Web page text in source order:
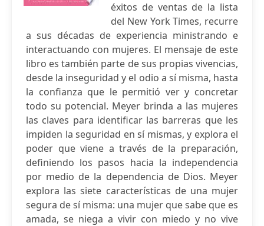
éxitos de ventas de la lista
del New York Times, recurre
a sus décadas de experiencia ministrando e
interactuando con mujeres. El mensaje de este
libro es también parte de sus propias vivencias,
desde la inseguridad y el odio a sí misma, hasta
la confianza que le permitió ver y concretar
todo su potencial. Meyer brinda a las mujeres
las claves para identificar las barreras que les
impiden la seguridad en sí mismas, y explora el
poder que viene a través de la preparación,
definiendo los pasos hacia la independencia
por medio de la dependencia de Dios. Meyer
explora las siete características de una mujer
segura de sí misma: una mujer que sabe que es
amada, se niega a vivir con miedo y no vive